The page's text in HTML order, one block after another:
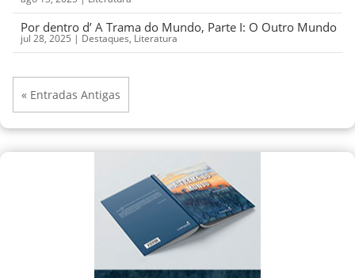
Por dentro d’ A Trama do Mundo, Parte I: O Outro Mundo
jul 28, 2025 | Destaques, Literatura
« Entradas Antigas